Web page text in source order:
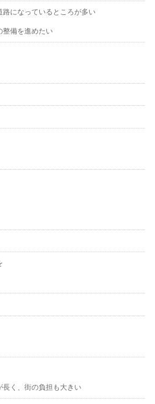
になっているところが多い
整備を進めたい
長く、街の負担も大きい